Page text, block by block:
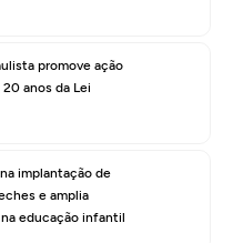
promove ação
anos da Lei
implantação de
e amplia
educação infantil